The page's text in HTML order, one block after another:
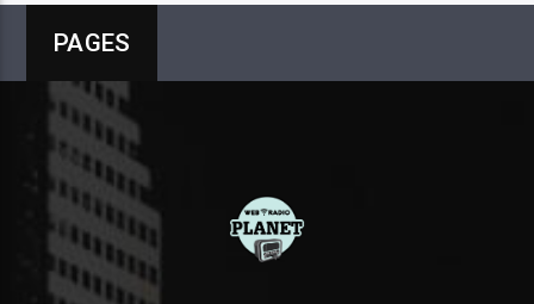
PAGES